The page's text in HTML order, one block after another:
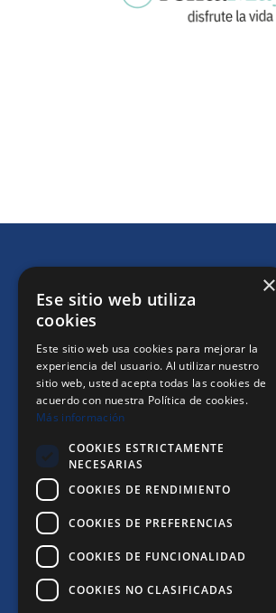
Política de Privacitat
Avís Legal
Canal de denúncies
×
Ese sitio web utiliza
cookies
Este sitio web usa cookies para mejorar la
experiencia del usuario. Al utilizar nuestro
sitio web, usted acepta todas las cookies de
acuerdo con nuestra Política de cookies.
Más información
COOKIES ESTRICTAMENTE
NECESARIAS
COOKIES DE RENDIMIENTO
COOKIES DE PREFERENCIAS
COOKIES DE FUNCIONALIDAD
COOKIES NO CLASIFICADAS